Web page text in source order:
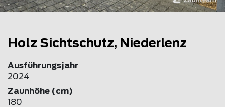
Holz Sichtschutz, Niederlenz
Ausführungsjahr
2024
Zaunhöhe (cm)
180